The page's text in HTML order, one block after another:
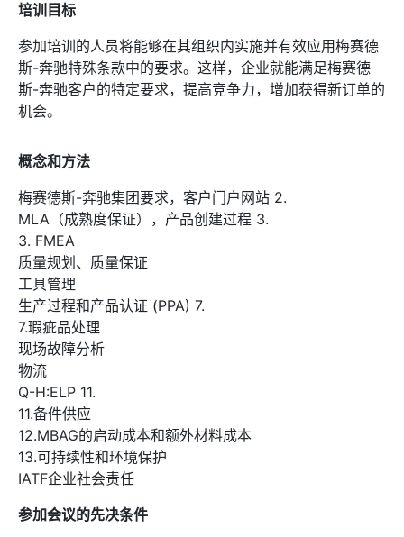
培训目标
参加培训的人员将能够在其组织内实施并有效应用梅赛德
斯-奔驰特殊条款中的要求。这样，企业就能满足梅赛德
斯-奔驰客户的特定要求，提高竞争力，增加获得新订单的
机会。
概念和方法
梅赛德斯-奔驰集团要求，客户门户网站 2.
MLA（成熟度保证），产品创建过程 3.
3. FMEA
质量规划、质量保证
工具管理
生产过程和产品认证 (PPA) 7.
7.瑕疵品处理
现场故障分析
物流
Q-H:ELP 11.
11.备件供应
12.MBAG的启动成本和额外材料成本
13.可持续性和环境保护
IATF企业社会责任
参加会议的先决条件